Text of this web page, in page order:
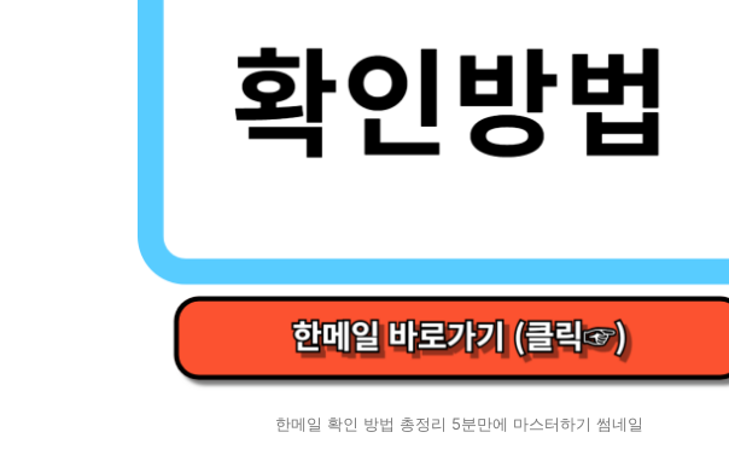
한메일 확인 방법 총정리 5분만에 마스터하기 썸네일